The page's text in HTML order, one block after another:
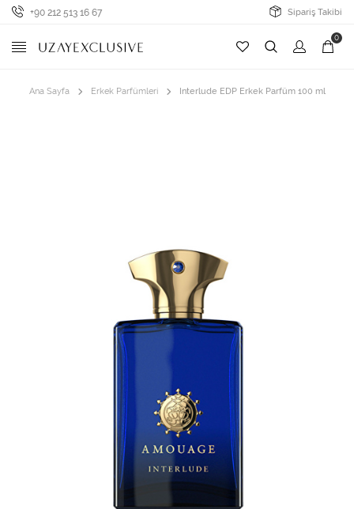
+90 212 513 16 67 Sipariş Takibi
0
Ana Sayfa Erkek Parfümleri Interlude EDP Erkek Parfüm 100 ml